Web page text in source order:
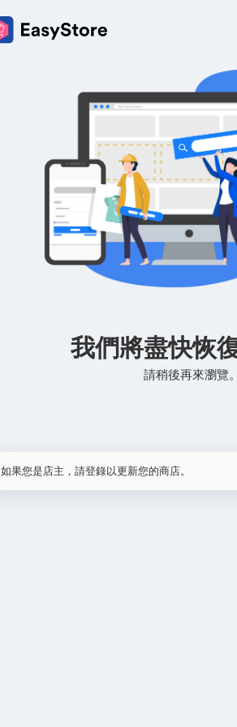
我們將盡快恢
請稍後再來瀏覽。
如果您是店主，請登錄以更新您的商店。